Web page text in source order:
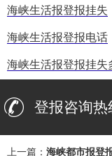
海峡生活报登报挂失
海峡生活报登报电话
海峡生活报登报挂失
登报咨询热
上一篇： 海峡都市报登